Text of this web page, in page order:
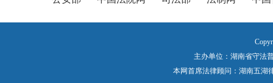
主办单位：湖南省守法
本网首席法律顾问：湖南五湖